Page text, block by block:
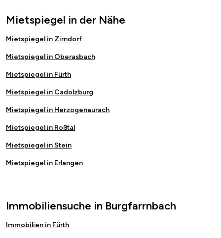
Mietspiegel in der Nähe
Mietspiegel in Zirndorf
Mietspiegel in Oberasbach
Mietspiegel in Fürth
Mietspiegel in Cadolzburg
Mietspiegel in Herzogenaurach
Mietspiegel in Roßtal
Mietspiegel in Stein
Mietspiegel in Erlangen
Immobiliensuche in Burgfarrnbach
Immobilien in Fürth